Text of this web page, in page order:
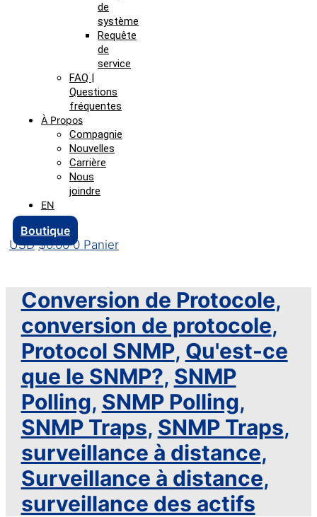
de
système
Requête
de
service
FAQ |
Questions
fréquentes
À Propos
Compagnie
Nouvelles
Carrière
Nous
joindre
EN
Boutique
$0.00 0 Panier
Conversion de Protocole,
conversion de protocole,
Protocol SNMP, Qu'est-ce
que le SNMP?, SNMP
Polling, SNMP Polling,
SNMP Traps, SNMP Traps,
surveillance à distance,
Surveillance à distance,
surveillance des actifs